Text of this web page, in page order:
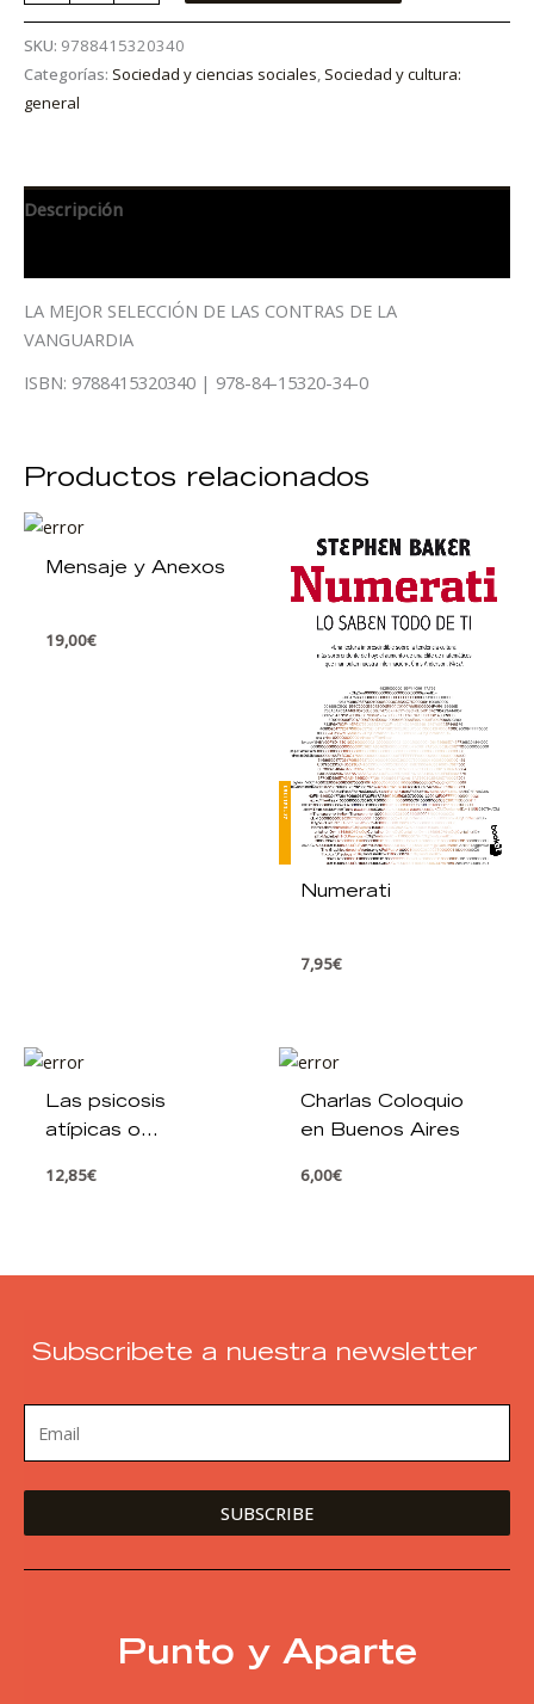
SKU: 9788415320340
Categorías: Sociedad y ciencias sociales, Sociedad y cultura:
general
Descripción
LA MEJOR SELECCIÓN DE LAS CONTRAS DE LA
VANGUARDIA
ISBN: 9788415320340 | 978-84-15320-34-0
Productos relacionados
Mensaje y Anexos
19,00€
Numerati
7,95€
Las psicosis
atípicas o
epistemología al
12,85€
Charlas Coloquio
en Buenos Aires
6,00€
Subscribete a nuestra newsletter
Punto y Aparte